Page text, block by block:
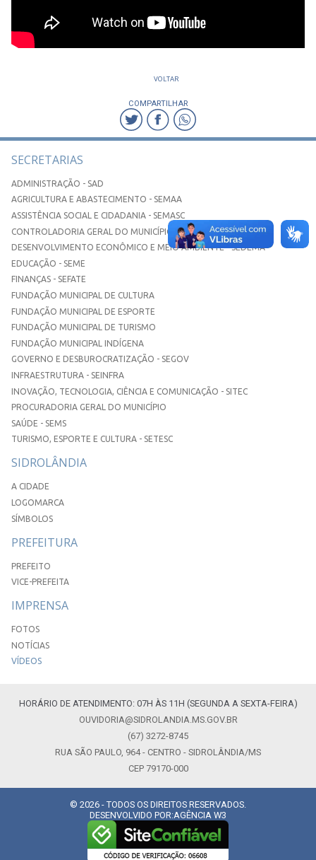
VOLTAR
COMPARTILHAR
SECRETARIAS
ADMINISTRAÇÃO - SAD
AGRICULTURA E ABASTECIMENTO - SEMAA
ASSISTÊNCIA SOCIAL E CIDADANIA - SEMASC
CONTROLADORIA GERAL DO MUNICÍPIO
DESENVOLVIMENTO ECONÔMICO E MEIO AMBIENTE - SEDEMA
EDUCAÇÃO - SEME
FINANÇAS - SEFATE
FUNDAÇÃO MUNICIPAL DE CULTURA
FUNDAÇÃO MUNICIPAL DE ESPORTE
FUNDAÇÃO MUNICIPAL DE TURISMO
FUNDAÇÃO MUNICIPAL INDÍGENA
GOVERNO E DESBUROCRATIZAÇÃO - SEGOV
INFRAESTRUTURA - SEINFRA
INOVAÇÃO, TECNOLOGIA, CIÊNCIA E COMUNICAÇÃO - SITEC
PROCURADORIA GERAL DO MUNICÍPIO
SAÚDE - SEMS
TURISMO, ESPORTE E CULTURA - SETESC
SIDROLÂNDIA
A CIDADE
LOGOMARCA
SÍMBOLOS
PREFEITURA
PREFEITO
VICE-PREFEITA
IMPRENSA
FOTOS
NOTÍCIAS
VÍDEOS
HORÁRIO DE ATENDIMENTO: 07H ÀS 11H (SEGUNDA A SEXTA-FEIRA)
OUVIDORIA@SIDROLANDIA.MS.GOV.BR
(67) 3272-8745
RUA SÃO PAULO, 964 - CENTRO - SIDROLÂNDIA/MS
CEP 79170-000
© 2026 - TODOS OS DIREITOS RESERVADOS.
DESENVOLVIDO POR:AGÊNCIA W3